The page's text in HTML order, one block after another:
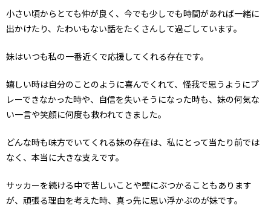
小さい頃からとても仲が良く、今でも少しでも時間があれば一緒に
出かけたり、たわいもない話をたくさんして過ごしています。
妹はいつも私の一番近くで応援してくれる存在です。
嬉しい時は自分のことのように喜んでくれて、怪我で思うようにプ
レーできなかった時や、自信を失いそうになった時も、妹の何気な
い一言や笑顔に何度も救われてきました。
どんな時も味方でいてくれる妹の存在は、私にとって当たり前では
なく、本当に大きな支えです。
サッカーを続ける中で苦しいことや壁にぶつかることもあります
が、頑張る理由を考えた時、真っ先に思い浮かぶのが妹です。